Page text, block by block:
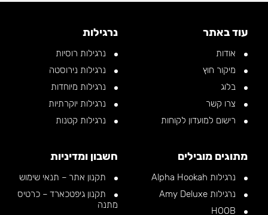
עוד באתר
אודות
מיקור חוץ
בלוג
צרו קשר
רישום למועדון לקוחות
נרגילות
נרגילות רוסיות
נרגילות נירוסטה
נרגילות מיוחדות
נרגילות יוקרתיות
נרגילות קטנות
מתוגים מובילים
נרגילות Alpha Hookah
נרגילות Amy Deluxe
חשבון ומדיניות
תקנון אתר – תנאי שימוש
תקנון גיפטכארד – כרטיס
מתנה